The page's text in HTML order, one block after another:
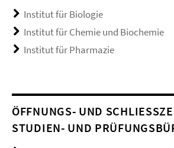
Institut für Biologie
Institut für Chemie und Biochemie
Institut für Pharmazie
ÖFFNUNGS- UND
TUDIEN- UND